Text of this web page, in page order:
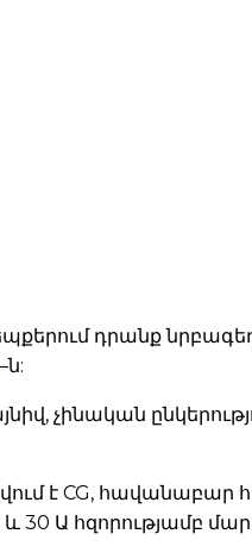
դրանք
–ն:
չինական
է CG, հավանաբար
30 Ա հզորությամբ